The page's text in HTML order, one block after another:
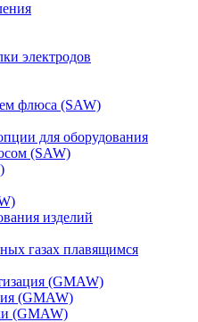
электродов
флюса (SAW)
для оборудования
(SAW)
изделий
газах плавящимся
(GMAW)
(GMAW)
(GMAW)